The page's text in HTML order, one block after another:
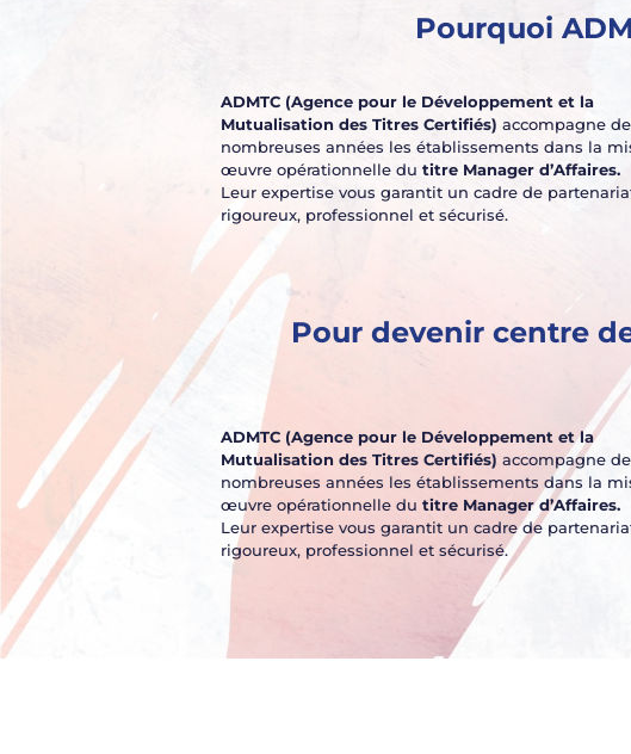
Pourquoi
ADMTC (Agence pour le Développement et la
Mutualisation des Titres Certifiés) accompagne
nombreuses années les établissements dans la
œuvre opérationnelle dutitre Manager d’Affaires.
Leur expertise vous garantit un cadre de
rigoureux, professionnel et sécurisé.
Pour devenir centre
ADMTC (Agence pour le Développement et la
Mutualisation des Titres Certifiés) accompagne
nombreuses années les établissements dans la
œuvre opérationnelle dutitre Manager d’Affaires.
Leur expertise vous garantit un cadre de
rigoureux, professionnel et sécurisé.